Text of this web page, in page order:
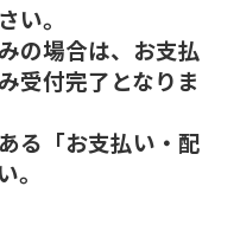
い。
の場合は、お支払
受付完了となりま
る「お支払い・配
。